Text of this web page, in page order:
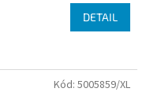
DETAIL
Kód: 5005859/XL